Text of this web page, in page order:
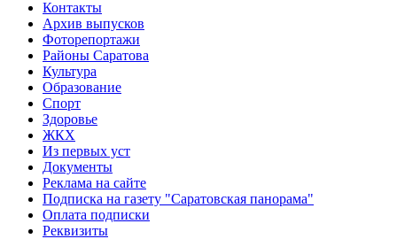
Контакты
Архив выпусков
Фоторепортажи
Районы Саратова
Культура
Образование
Спорт
Здоровье
ЖКХ
Из пеpвых уст
Документы
Реклама на сайте
Подписка на газету "Саратовская панорама"
Оплата подписки
Реквизиты